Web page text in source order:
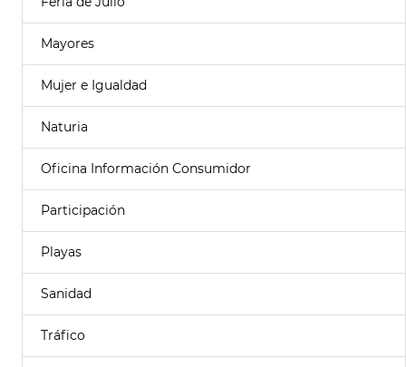
Mayores
Mujer e Igualdad
Naturia
Oficina Información Consumidor
Participación
Playas
Sanidad
Tráfico